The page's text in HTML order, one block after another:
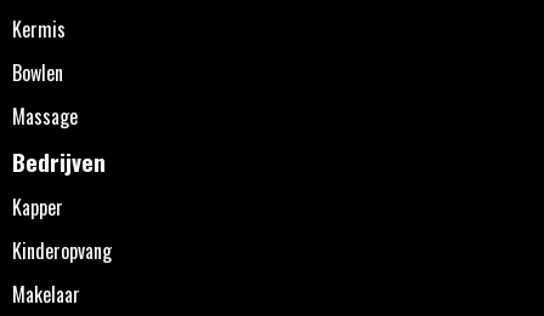
Kermis
Bowlen
Massage
Bedrijven
Kapper
Kinderopvang
Makelaar